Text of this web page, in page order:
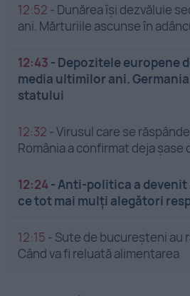
12:52 - Dunărea își dezvăluie
ani. Mărturiile ascunse în
12:43 - Depozitele europene
media ultimilor ani.
statului
12:32 -Virusul care se
România a confirmat deja șase
12:24-Anti-politica a devenit
ce tot mai mulți alegători
12:15 - Sute de bucureșteni au
Când va fi reluată alimentarea